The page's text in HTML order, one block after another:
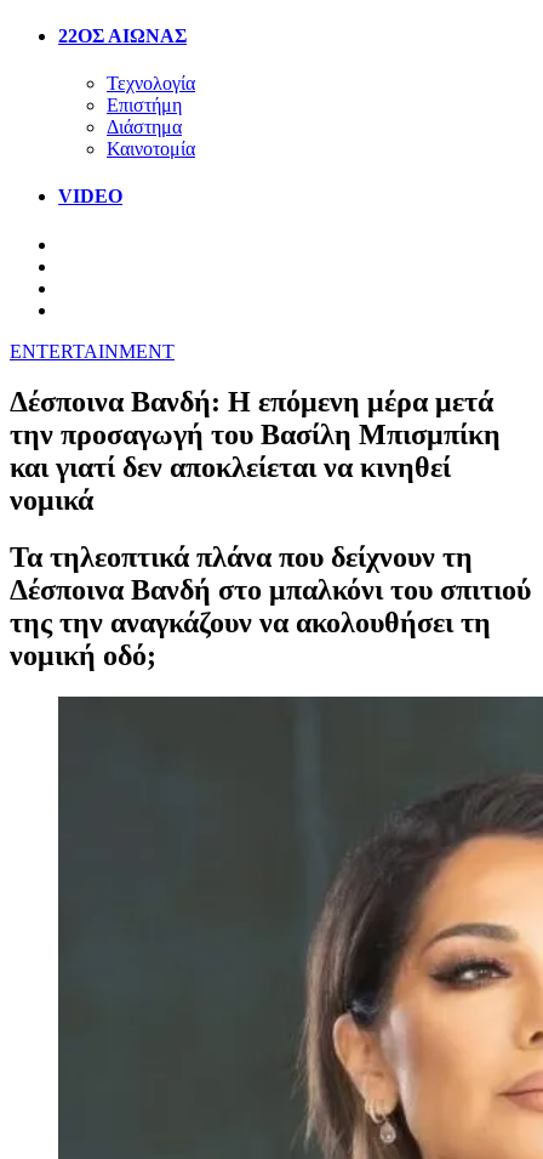
22ΟΣ ΑΙΩΝΑΣ
Τεχνολογία
Επιστήμη
Διάστημα
Καινοτομία
VIDEO
ENTERTAINMENT
Δέσποινα Βανδή: Η επόμενη μέρα μετά
την προσαγωγή του Βασίλη Μπισμπίκη
και γιατί δεν αποκλείεται να κινηθεί
νομικά
Τα τηλεοπτικά πλάνα που δείχνουν τη
Δέσποινα Βανδή στο μπαλκόνι του σπιτιού
της την αναγκάζουν να ακολουθήσει τη
νομική οδό;